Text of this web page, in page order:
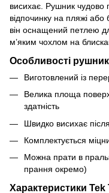
висихає. Рушник чудово
відпочинку на пляжі або
він оснащений петлею
м’яким чохлом на
Особливості
Виготовлений із
Велика площа
здатність
Швидко висихає
Комплектується
Можна прати в
прання окремо)
Характеристики Tek